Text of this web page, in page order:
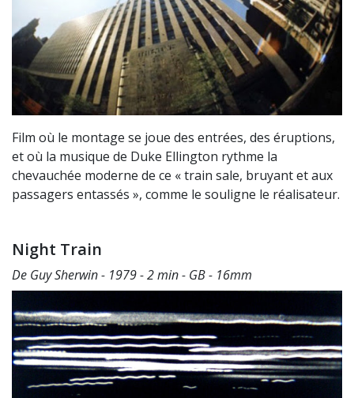
Film où le montage se joue des entrées, des éruptions,
et où la musique de Duke Ellington rythme la
chevauchée moderne de ce « train sale, bruyant et aux
passagers entassés », comme le souligne le réalisateur.
Night Train
De Guy Sherwin - 1979 - 2 min - GB - 16mm